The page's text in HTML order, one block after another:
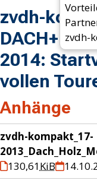
zvdh-
zvdh-
2014:
vollen
Anhänge
zvdh-kompakt_17-
130,61KiB